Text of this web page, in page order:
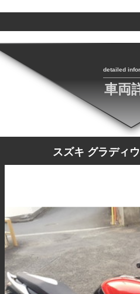
detailed
車両
スズキ グラディ